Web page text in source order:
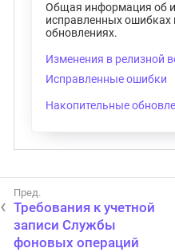
Общая информация об
исправленных ошибках
обновлениях.
Изменения в релизной
Исправленные ошибки
Накопительные
Требования к учетной
записи Службы
фоновых операций